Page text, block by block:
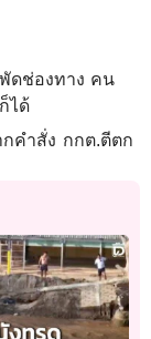
พัดช่องทาง คน
ได้
กคำสั่ง กกต.ตีตก